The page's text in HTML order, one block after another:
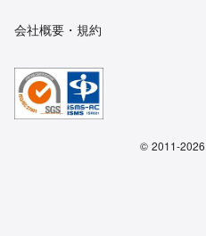
会社概要・規約
© 2011-